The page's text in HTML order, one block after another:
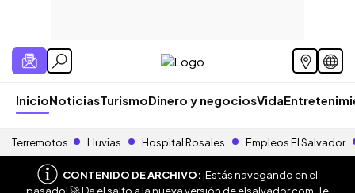
InicioNoticiasTurismoDinero y negociosVida
Terremotos Lluvias Hospital Rosales Empleos El Salvador
CONTENIDO DE ARCHIVO:¡Estás navegando en el